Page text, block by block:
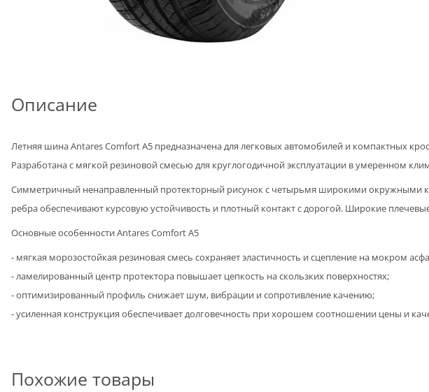
Описание
Летняя шина Antares Comfort A5 предназначена для легковых автомобилей и компактных
Разработана с мягкой резиновой смесью для круглогодичной эксплуатации в умеренном
Симметричный ненаправленный протекторный рисунок с четырьмя широкими окружными
ребра обеспечивают курсовую устойчивость и плотный контакт с дорогой. Широкие
Основные особенности Antares Comfort A5
- мягкая морозостойкая резиновая смесь сохраняет эластичность и сцепление на мокром
- ламелированный центр протектора повышает цепкость на скользких поверхностях;
- оптимизированный профиль снижает шум, вибрации и сопротивление качению;
- усиленная конструкция обеспечивает долговечность при хорошем соотношении цены и
Похожие товары